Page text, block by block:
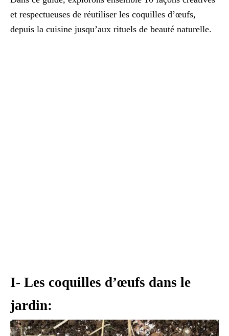
et respectueuses de réutiliser les coquilles d’œufs,
depuis la cuisine jusqu’aux rituels de beauté naturelle.
I- Les coquilles d’œufs dans le
jardin: